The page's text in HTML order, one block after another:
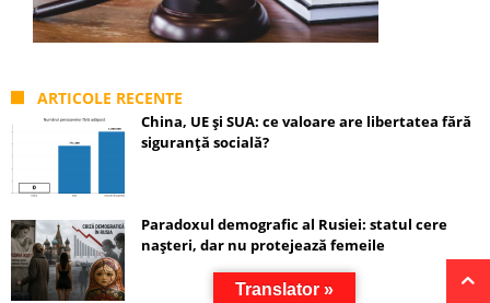
ARTICOLE RECENTE
China, UE și SUA: ce valoare are libertatea fără
siguranță socială?
Paradoxul demografic al Rusiei: statul cere
nașteri, dar nu protejează femeile
Translator »